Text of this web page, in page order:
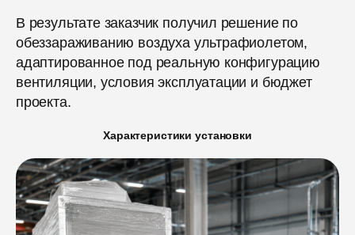
В результате заказчик получил решение по
обеззараживанию воздуха ультрафиолетом,
адаптированное под реальную конфигурацию
вентиляции, условия эксплуатации и бюджет
проекта.
Характеристики установки